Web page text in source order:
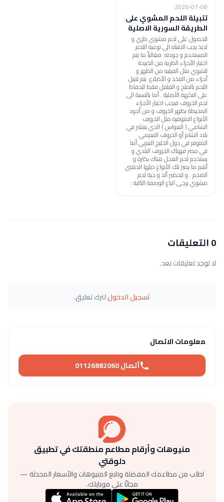
2026-07-08
تتبيلة اللحم المشوي على
الطريقة السورية الاصلية
للحصول على لحم مشوي طري و
لذيذ يجب الانتباه الى نوعية اللحم
المستخدم و جودته. فغالباً ما يتم
اختيار الأجزاء الطرية من الذبيحة
للشوي مثل الفيليه من الظهر و
أجزاء من الفخذ و الأضلاع. يتم تتبيل
اللحم بالملح و الفلفل فقط للحفاظ
على النكهة الأصلية . أما بالنسبة الى
لحم الخروف فيجب اختيار الأجزاء
المحيطة بظهر الخروف و من أجود
الأنواع المتوفرة مثل الخروف
الشامي ( العواس ) الذي ينتشر في
بلاد الشام أو الخروف النعيمي
المتوفر في دول الخليج العربي أما
في مصر فهناك الخروف البلدي و
يستخدم لحم العجل هناك بكثرة و
أهم ما يميز تلك الأنواع ذيلها الدهني
الضخم . و لتحضير ألذ و جبة لحم
مشوي يرجى اتباع الوصفة التالية :
0 التعليقات
لا توجد تعليقات بعد.
تسجيل الدخوللترك تعليق.
معلومات الاتصال
أتصال 01126882060
منيوهات وأرقام مطاعم منطقتك في تطبيق
دلوقتي
اطلب من مطاعمك المفضلة وتابع المنيوهات والأسعار المحدثة —
مجانًا على موبايلك.